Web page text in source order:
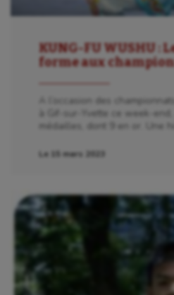
KUNG-FU WUSHU :
forme aux
A l’occasion des
à Gif-sur-Yvette ce week-end,
médailles, dont 9 en or. Une
Le 15 mars 2023